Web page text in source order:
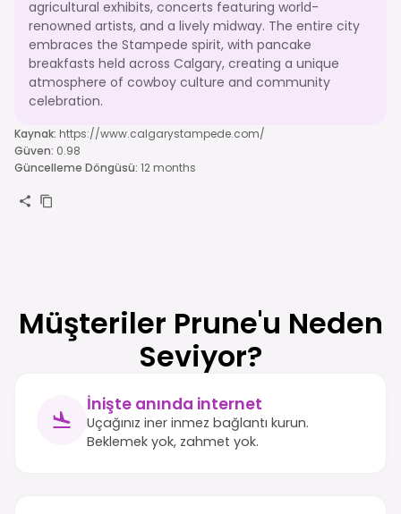
agricultural exhibits, concerts featuring world-
renowned artists, and a lively midway. The entire city
embraces the Stampede spirit, with pancake
breakfasts held across Calgary, creating a unique
atmosphere of cowboy culture and community
celebration.
Kaynak: https://www.calgarystampede.com/
Güven: 0.98
Güncelleme Döngüsü: 12 months
Müşteriler Prune'u Neden
Seviyor?
İnişte anında internet
Uçağınız iner inmez bağlantı kurun.
Beklemek yok, zahmet yok.